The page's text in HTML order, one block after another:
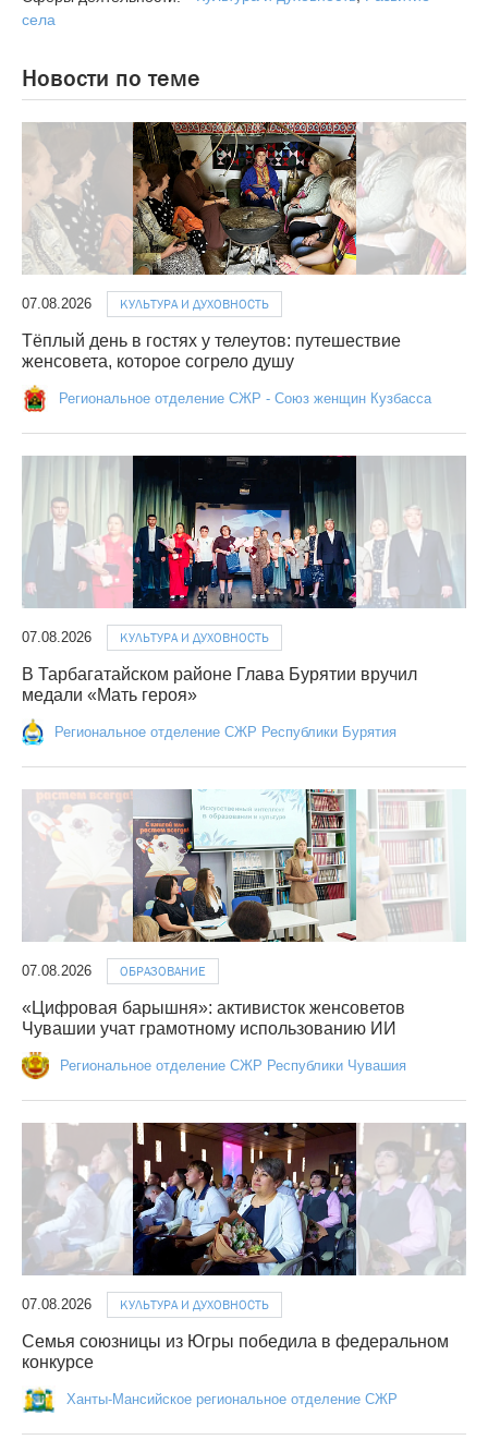
села
Новости по теме
07.08.2026 КУЛЬТУРА И ДУХОВНОСТЬ
Тёплый день в гостях у телеутов: путешествие
женсовета, которое согрело душу
Региональное отделение СЖР - Союз женщин Кузбасса
07.08.2026 КУЛЬТУРА И ДУХОВНОСТЬ
В Тарбагатайском районе Глава Бурятии вручил
медали «Мать героя»
Региональное отделение СЖР Республики Бурятия
07.08.2026 ОБРАЗОВАНИЕ
«Цифровая барышня»: активисток женсоветов
Чувашии учат грамотному использованию ИИ
Региональное отделение СЖР Республики Чувашия
07.08.2026 КУЛЬТУРА И ДУХОВНОСТЬ
Семья союзницы из Югры победила в федеральном
конкурсе
Ханты-Мансийское региональное отделение СЖР